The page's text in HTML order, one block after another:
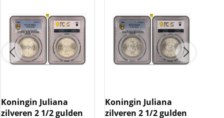
Koningin Juliana
zilveren 2 1/2 gulden
Koningin Juliana
zilveren 2 1/2 gulden